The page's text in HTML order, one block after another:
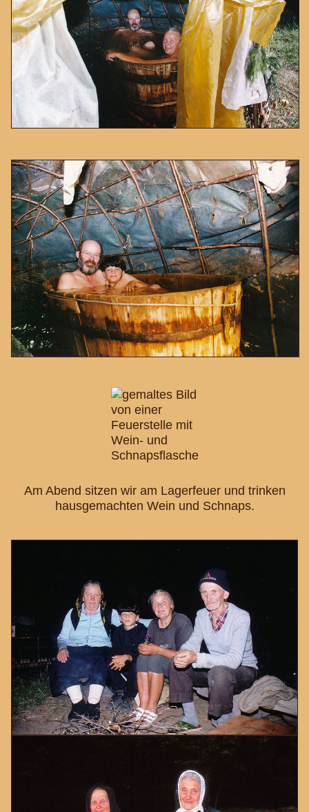
Am Abend sitzen wir am Lagerfeuer und trinken
hausgemachten Wein und Schnaps.